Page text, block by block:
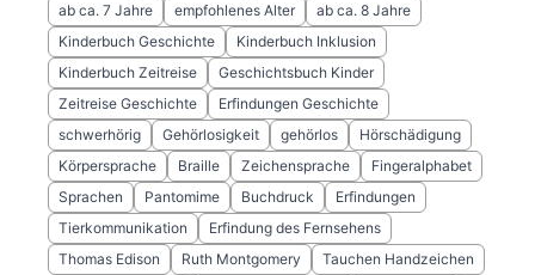
ab ca. 7 Jahre
empfohlenes Alter
ab ca. 8 Jahre
Kinderbuch Geschichte
Kinderbuch Inklusion
Kinderbuch Zeitreise
Geschichtsbuch Kinder
Zeitreise Geschichte
Erfindungen Geschichte
schwerhörig
Gehörlosigkeit gehörlos
Hörschädigung
Körpersprache
Braille Zeichensprache
Fingeralphabet
Sprachen
Pantomime Buchdruck
Erfindungen
Tierkommunikation
Erfindung des Fernsehens
Thomas Edison
Ruth Montgomery
Tauchen Handzeichen